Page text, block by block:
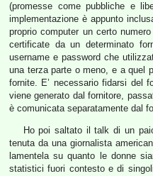
(promesse come pubbliche e
implementazione è appunto
proprio computer un certo
certificate da un determinato
username e password che
una terza parte o meno, e a quel
fornite. E’ necessario fidarsi del
viene generato dal fornitore,
è comunicata separatamente dal
Ho poi saltato il talk di un
tenuta da una giornalista
lamentela su quanto le donne
statistici fuori contesto e di